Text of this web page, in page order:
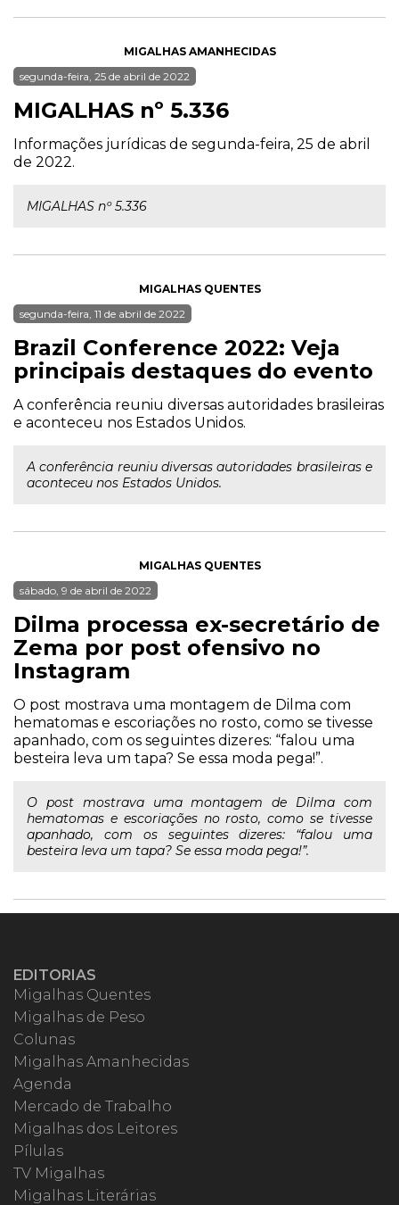
MIGALHAS AMANHECIDAS
segunda-feira, 25 de abril de 2022
MIGALHAS nº 5.336
Informações jurídicas de segunda-feira, 25 de abril
de 2022.
MIGALHAS nº 5.336
MIGALHAS QUENTES
segunda-feira, 11 de abril de 2022
Brazil Conference 2022: Veja
principais destaques do evento
A conferência reuniu diversas autoridades brasileiras
e aconteceu nos Estados Unidos.
A conferência reuniu diversas autoridades brasileiras e
aconteceu nos Estados Unidos.
MIGALHAS QUENTES
sábado, 9 de abril de 2022
Dilma processa ex-secretário de
Zema por post ofensivo no
Instagram
O post mostrava uma montagem de Dilma com
hematomas e escoriações no rosto, como se tivesse
apanhado, com os seguintes dizeres: “falou uma
besteira leva um tapa? Se essa moda pega!”.
O post mostrava uma montagem de Dilma com
hematomas e escoriações no rosto, como se tivesse
apanhado, com os seguintes dizeres: “falou uma
besteira leva um tapa? Se essa moda pega!”.
EDITORIAS
Migalhas Quentes
Migalhas de Peso
Colunas
Migalhas Amanhecidas
Agenda
Mercado de Trabalho
Migalhas dos Leitores
Pílulas
TV Migalhas
Migalhas Literárias